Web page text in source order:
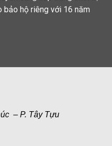
bảo hộ riêng với 16 năm
– P. Tây Tựu